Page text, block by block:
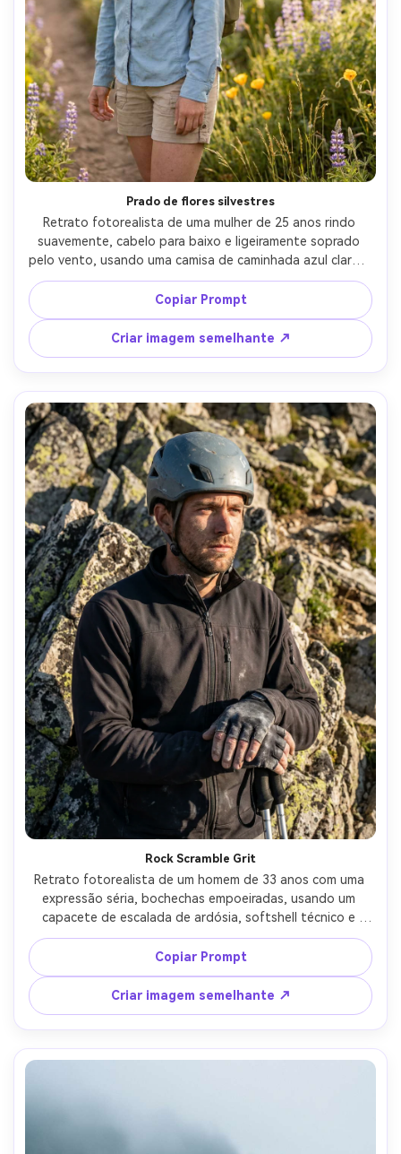
Prado de flores silvestres
Retrato fotorealista de uma mulher de 25 anos rindo
suavemente, cabelo para baixo e ligeiramente soprado
pelo vento, usando uma camisa de caminhada azul claro e
shorts bronzeados com uma pequena mochila de dia, em
pé em um prado de flores silvestres perto de uma trilha
de terra, luz quente no final da tarde com suave flare,
Canon R5, 85mm f/1.2, flores bokeh cremosas, molduras
no meio do tiro, humor alegre e despreocupado, poros
naturais da pele, sombras realistas, alta resolução-AR 4:5
Copiar Prompt
Criar imagem semelhante ↗
Rock Scramble Grit
Retrato fotorealista de um homem de 33 anos com uma
expressão séria, bochechas empoeiradas, usando um
capacete de escalada de ardósia, softshell técnico e
mãos calcadas descansando em varas de trekking, seção
rochosa de disputa com pedras irregulares atrás, luz
lateral dura com textura definida, Nikon Z9, 70mm f/2.8,
moldura apertada da cintura, humor intenso robusto,
textura realista da pele, detalhe afiado do tecido, alta
resolução-AR 4:5
Copiar Prompt
Criar imagem semelhante ↗